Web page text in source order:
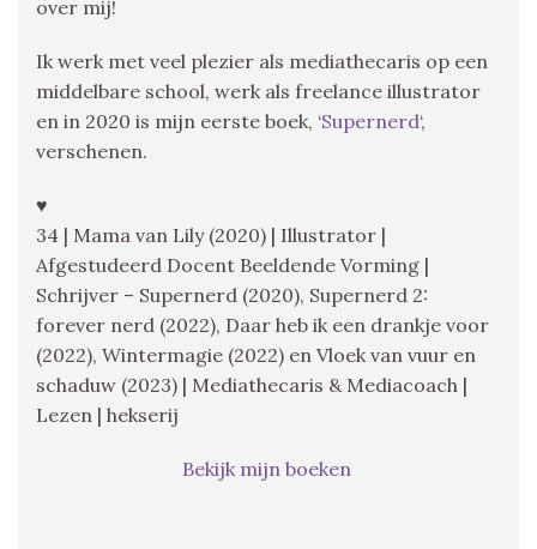
over mij!
Ik werk met veel plezier als mediathecaris op een
middelbare school, werk als freelance illustrator
en in 2020 is mijn eerste boek, ‘Supernerd‘,
verschenen.
♥
34 | Mama van Lily (2020) | Illustrator |
Afgestudeerd Docent Beeldende Vorming |
Schrijver – Supernerd (2020), Supernerd 2:
forever nerd (2022), Daar heb ik een drankje voor
(2022), Wintermagie (2022) en Vloek van vuur en
schaduw (2023) | Mediathecaris & Mediacoach |
Lezen | hekserij
Bekijk mijn boeken